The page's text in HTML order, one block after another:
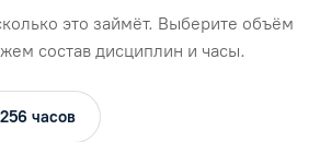
это займёт. Выберите объём
состав дисциплин и часы.
256 часов